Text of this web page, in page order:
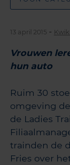
13 april 2015 -
Vrouwen
hun auto
Ruim 30
omgeving
de Ladies
trainden de
Fries over